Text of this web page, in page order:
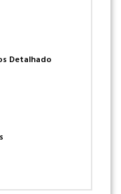
Detalhado